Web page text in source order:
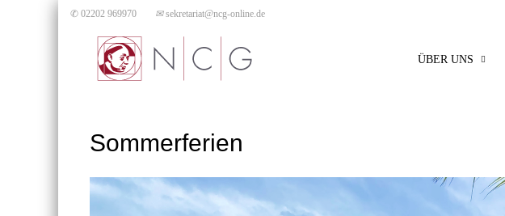
✆ 02202 969970 ✉sekretariat@ncg-online.de
ÜBER UNS
Sommerferien